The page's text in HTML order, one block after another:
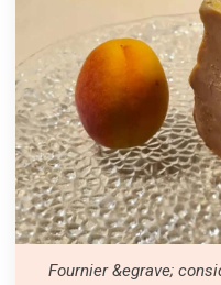
Fournier &egrave;